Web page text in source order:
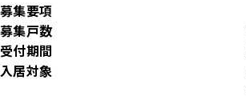
募集要項
募集戸数
受付期間
入居対象